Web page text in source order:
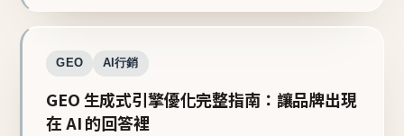
GEO AI行銷
GEO 生成式引擎優化完整指南：讓品牌出現
在 AI 的回答裡